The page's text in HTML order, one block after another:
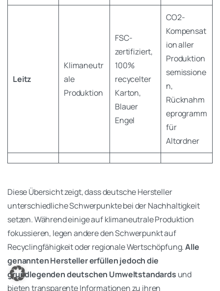
Leitz
Klimaneutr
ale
Produktion
FSC-
zertifiziert,
100%
recycelter
Karton,
Blauer
Engel
CO2-
Kompensat
ion aller
Produktion
semissione
n,
Rücknahm
eprogramm
für
Altordner
Diese Übersicht zeigt, dass deutsche Hersteller
unterschiedliche Schwerpunkte bei der Nachhaltigkeit
setzen. Während einige auf klimaneutrale Produktion
fokussieren, legen andere den Schwerpunkt auf
Recyclingfähigkeit oder regionale Wertschöpfung.Alle
genannten Hersteller erfüllen jedoch die
grundlegenden deutschen Umweltstandards und
bieten transparente Informationen zu ihren
Anmelden